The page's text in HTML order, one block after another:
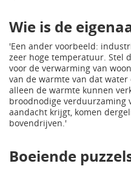
Wie is de
'Een ander voorbeeld:
zeer hoge temperatuur. Stel
voor de verwarming van
van de warmte van dat
alleen de warmte kunnen
broodnodige verduurzaming
aandacht krijgt, komen
bovendrijven.'
Boeiende